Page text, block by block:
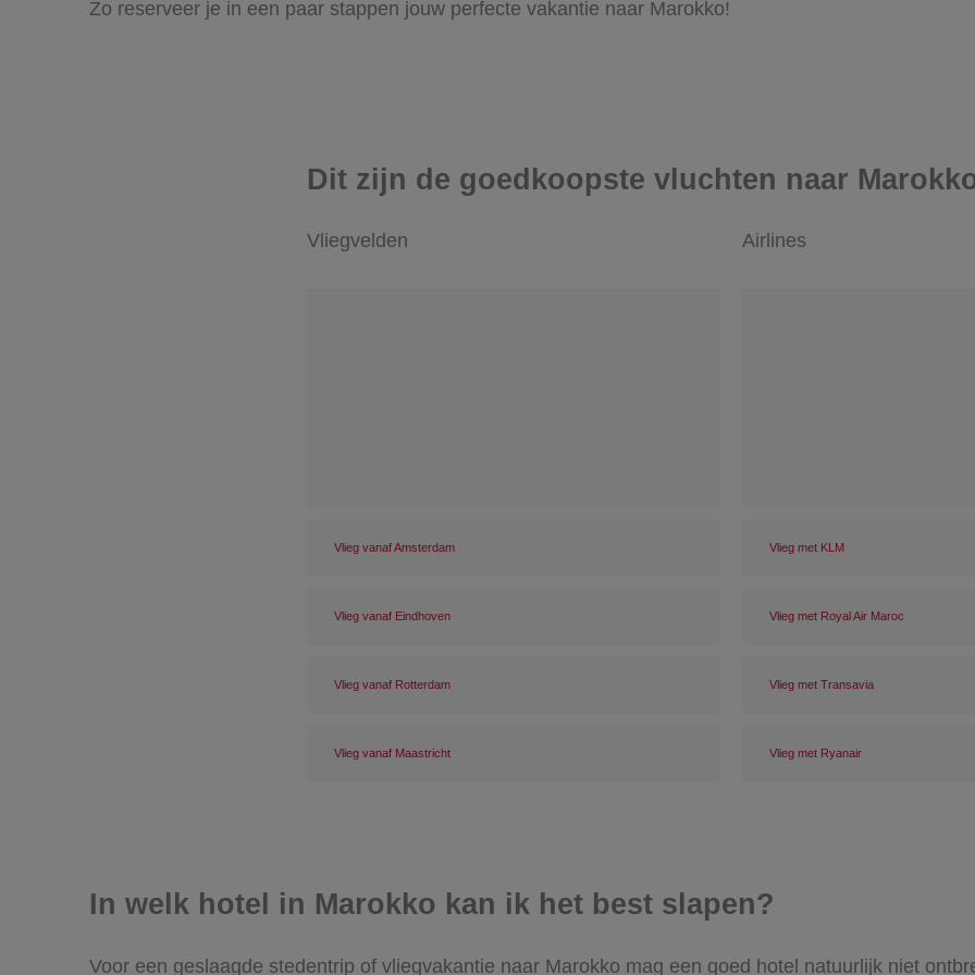
Zo reserveer je in een paar stappen jouw perfecte vakantie naar Marokko!
Dit zijn de goedkoopste vluchten naar
Vliegvelden
Vlieg vanaf Amsterdam
Vlieg vanaf Eindhoven
Vlieg vanaf Rotterdam
Vlieg vanaf Maastricht
Airlines
Vlieg met KLM
Vlieg met Royal Air Maroc
Vlieg met Transavia
Vlieg met Ryanair
In welk hotel in Marokko kan ik het best slapen?
Voor een geslaagde stedentrip of vliegvakantie naar Marokko mag een goed hotel natuurlijk niet